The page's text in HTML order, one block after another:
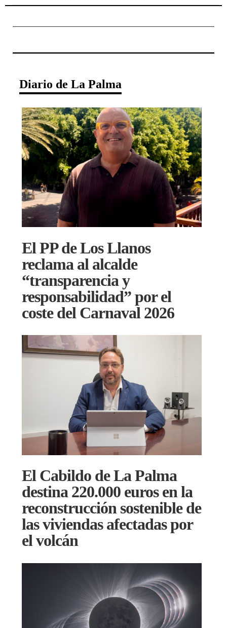
Diario de La Palma
El PP de Los Llanos
reclama al alcalde
“transparencia y
responsabilidad” por el
coste del Carnaval 2026
El Cabildo de La Palma
destina 220.000 euros en la
reconstrucción sostenible de
las viviendas afectadas por
el volcán